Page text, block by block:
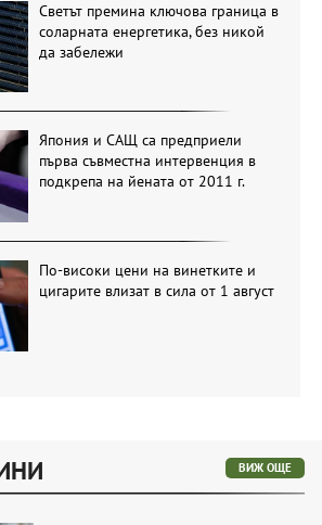
Светът премина ключова граница в
соларната енергетика, без никой
да забележи
Япония и САЩ са предприели
първа съвместна интервенция в
подкрепа на йената от 2011 г.
По-високи цени на винетките и
цигарите влизат в сила от 1 август
ВИЖ ОЩЕ